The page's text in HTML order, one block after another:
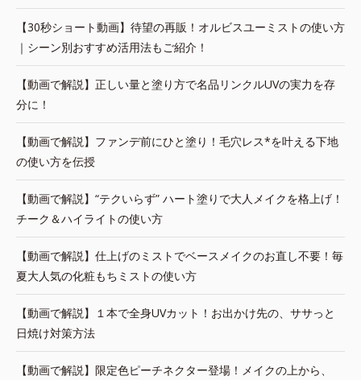
【30秒ショート動画】待望の再販！オルビスユーミストの使い方
｜シーン別おすすめ活用法もご紹介！
【動画で解説】正しい量と塗り方で名品リンクルUVの実力を存
分に！
【動画で解説】ファンデ前にひと塗り！毛穴レス*を叶える下地
の使い方を伝授
【動画で解説】“テクいらず” ハート塗りで大人メイクを格上げ！
チーク＆ハイライトの使い方
【動画で解説】仕上げのミストでベースメイクのお直し不要！毎
夏大人気の化粧もちミストの使い方
【動画で解説】１本で全身UVカット！お出かけ先の、ササっと
日焼け対策方法
【動画で解説】限定色ピーチネクター登場！メイクの上から、